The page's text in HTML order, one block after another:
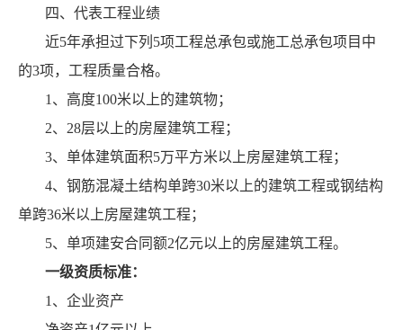
四、代表工程业绩
近5年承担过下列5项工程总承包或施工总承包项目中
的3项，工程质量合格。
1、高度100米以上的建筑物；
2、28层以上的房屋建筑工程；
3、单体建筑面积5万平方米以上房屋建筑工程；
4、钢筋混凝土结构单跨30米以上的建筑工程或钢结构
单跨36米以上房屋建筑工程；
5、单项建安合同额2亿元以上的房屋建筑工程。
一级资质标准：
1、企业资产